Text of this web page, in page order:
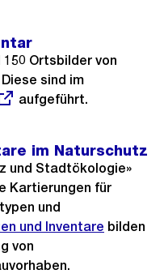
Ortsbilder von
sind im
Link:
aufgeführt.
im Naturschutz
und Stadtökologie»
Kartierungen für
und
und Inventare bilden
von